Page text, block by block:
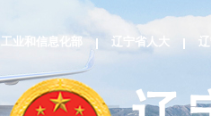
工业和信息化部 辽宁省人大